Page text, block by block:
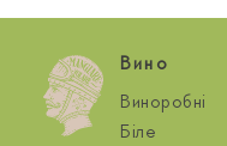
Вино
Виноробні
Біле